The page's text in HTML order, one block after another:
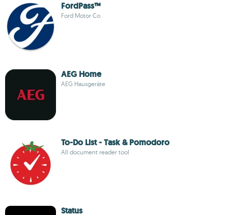
FordPass™
Ford Motor Co.
AEG Home
AEG Hausgeräte
To-Do List - Task & Pomodoro
All document reader tool
Status